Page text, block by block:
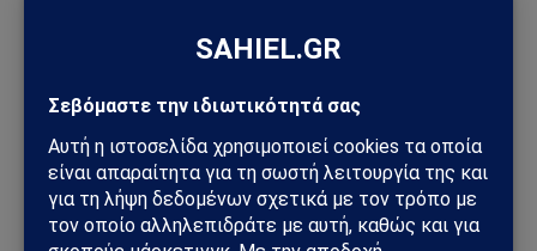
αυτά, ήταν προφανές ότι μια τόσο μεγάλη επικράτεια
μπορούσε να διοικείται από έναν μόνο ηγεμόνα. Στην
Περσία και την Κίνα, οι μογγολικές ηγεμονικές
δυναστείες έλαβαν τέλος σε λιγότερο από έναν αιώνα.
Και στα δύο χανάτα του Τσαγκατάι και της Χρυσής
Ορδής η κοινωνία είχε το χαμηλότερο επίπεδο